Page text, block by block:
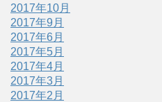
2017年10月
2017年9月
2017年6月
2017年5月
2017年4月
2017年3月
2017年2月